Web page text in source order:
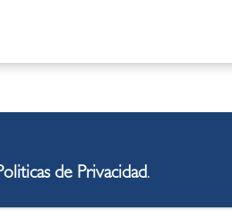
quien pasó largos años
del Perú después
de Privacidad.